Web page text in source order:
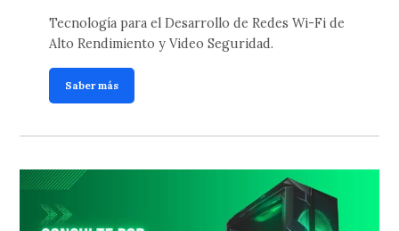
Tecnología para el Desarrollo de Redes Wi-Fi de
Alto Rendimiento y Video Seguridad.
Saber más